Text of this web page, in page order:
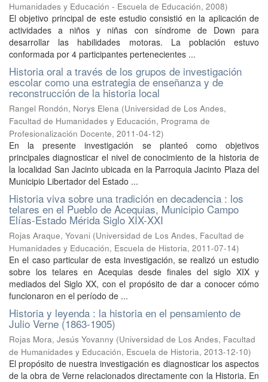
Humanidades y Educación - Escuela de Educación, 2008)
El objetivo principal de este estudio consistió en la aplicación de
actividades a niños y niñas con síndrome de Down para
desarrollar las habilidades motoras. La población estuvo
conformada por 4 participantes pertenecientes ...
Historia oral a través de los grupos de investigación
escolar como una estrategia de enseñanza y de
reconstrucción de la historia local
Rangel Rondón, Norys Elena (Universidad de Los Andes,
Facultad de Humanidades y Educación, Programa de
Profesionalización Docente, 2011-04-12)
En la presente investigación se planteó como objetivos
principales diagnosticar el nivel de conocimiento de la historia de
la localidad San Jacinto ubicada en la Parroquia Jacinto Plaza del
Municipio Libertador del Estado ...
Historia viva sobre una tradición en decadencia : los
telares en el Pueblo de Acequias, Municipio Campo
Elías-Estado Mérida Siglo XIX-XXI
Rojas Araque, Yovani (Universidad de Los Andes, Facultad de
Humanidades y Educación, Escuela de Historia, 2011-07-14)
En el caso particular de esta investigación, se realizó un estudio
sobre los telares en Acequias desde finales del siglo XIX y
mediados del Siglo XX, con el propósito de dar a conocer cómo
funcionaron en el período de ...
Historia y leyenda : la historia en el pensamiento de
Julio Verne (1863-1905)
Rojas Mora, Jesús Yovanny (Universidad de Los Andes, Facultad
de Humanidades y Educación, Escuela de Historia, 2013-12-10)
El propósito de nuestra investigación es diagnosticar los aspectos
de la obra de Verne relacionados directamente con la Historia. En